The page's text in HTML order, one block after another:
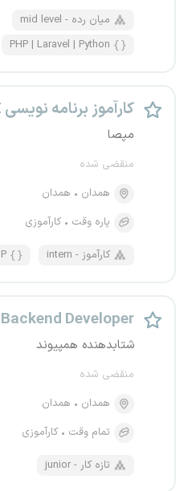
mid level - میان رده
PHP | Laravel | Python
کارآموز برنامه نویسی ASP.NE
مپصا
منقضی شده
همدان
همدان
پاره وقت
کارآموزی
intern - کارآموز
Developer
شتابدهنده همپیوند
منقضی شده
همدان
همدان
تمام وقت
کارآموزی
junior - تازه کار